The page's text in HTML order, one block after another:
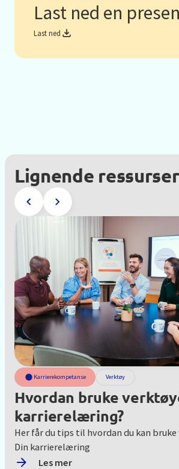
Last ned en
Last ned
Lignende ressurser
Karrierekompetanse Verktøy
Hvordan bruke
karrierelæring?
Her får du tips til hvordan du kan
Din karrierelæring
Les mer